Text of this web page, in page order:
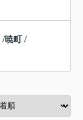
/暁町/